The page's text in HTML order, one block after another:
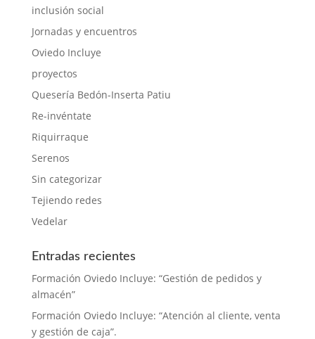
inclusión social
Jornadas y encuentros
Oviedo Incluye
proyectos
Quesería Bedón-Inserta Patiu
Re-invéntate
Riquirraque
Serenos
Sin categorizar
Tejiendo redes
Vedelar
Entradas recientes
Formación Oviedo Incluye: “Gestión de pedidos y
almacén”
Formación Oviedo Incluye: “Atención al cliente, venta
y gestión de caja”.